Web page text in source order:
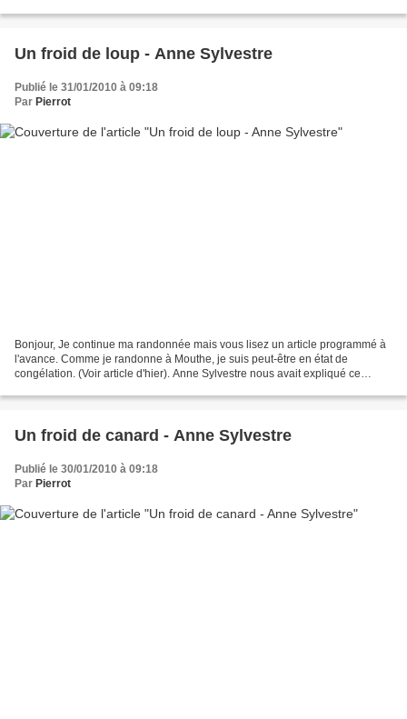
Un froid de loup - Anne Sylvestre
Publié le 31/01/2010 à 09:18
Par Pierrot
Bonjour, Je continue ma randonnée mais vous lisez un article programmé à
l'avance. Comme je randonne à Mouthe, je suis peut-être en état de
congélation. (Voir article d'hier). Anne Sylvestre nous avait expliqué ce
Un froid de canard - Anne Sylvestre
Publié le 30/01/2010 à 09:18
Par Pierrot